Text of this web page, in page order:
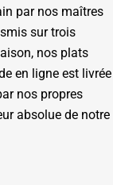
par nos maîtres
sur trois
nos plats
en ligne est livrée
nos propres
absolue de notre